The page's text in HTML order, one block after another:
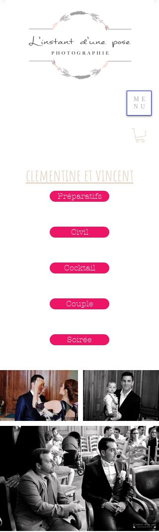
ME
NU
clementine et vincent
Préparatifs
Civil
Cocktail
Couple
Soirée